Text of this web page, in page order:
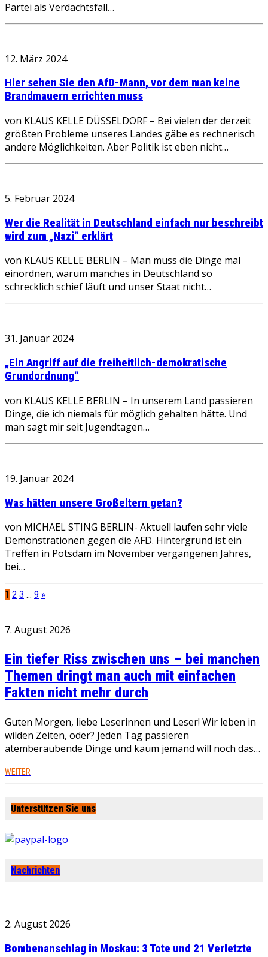
Partei als Verdachtsfall…
12. März 2024
Hier sehen Sie den AfD-Mann, vor dem man keine
Brandmauern errichten muss
von KLAUS KELLE DÜSSELDORF – Bei vielen der derzeit
größten Probleme unseres Landes gäbe es rechnerisch
andere Möglichkeiten. Aber Politik ist eben nicht…
5. Februar 2024
Wer die Realität in Deutschland einfach nur beschreibt
wird zum „Nazi“ erklärt
von KLAUS KELLE BERLIN – Man muss die Dinge mal
einordnen, warum manches in Deutschland so
schrecklich schief läuft und unser Staat nicht…
31. Januar 2024
„Ein Angriff auf die freiheitlich-demokratische
Grundordnung“
von KLAUS KELLE BERLIN – In unserem Land passieren
Dinge, die ich niemals für möglich gehalten hätte. Und
man sagt mir seit Jugendtagen…
19. Januar 2024
Was hätten unsere Großeltern getan?
von MICHAEL STING BERLIN- Aktuell laufen sehr viele
Demonstrationen gegen die AFD. Hintergrund ist ein
Treffen in Potsdam im November vergangenen Jahres,
bei…
1 2 3 … 9 »
7. August 2026
Ein tiefer Riss zwischen uns – bei manchen
Themen dringt man auch mit einfachen
Fakten nicht mehr durch
Guten Morgen, liebe Leserinnen und Leser! Wir leben in
wilden Zeiten, oder? Jeden Tag passieren
atemberaubende Dinge und kaum jemand will noch das…
WEITER
Unterstützen Sie uns
Nachrichten
2. August 2026
Bombenanschlag in Moskau: 3 Tote und 21 Verletzte